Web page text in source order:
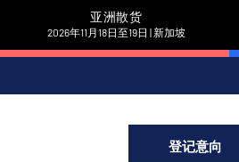
亚洲散货
2026年11月18日至19日 | 新加坡
登记意向